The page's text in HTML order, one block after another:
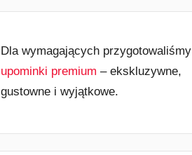
Dla wymagających przygotowaliśmy
upominki premium – ekskluzywne,
gustowne i wyjątkowe.